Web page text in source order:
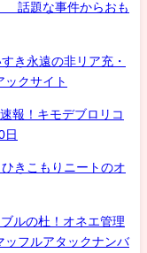
話題な事件からおも
き永遠の非リア充・
ックサイト
報！キモデブロリコ
日
きこもりニートのオ
ルの杜！オネエ管理
ッフルアタックナンバ